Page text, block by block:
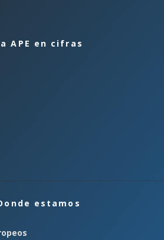
APE en cifras
estamos